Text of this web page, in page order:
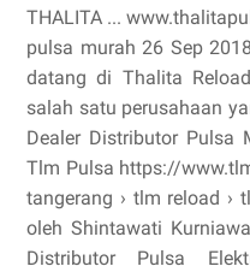
THALITA ...
pulsa murah 26 Sep
datang di Thalita
salah satu perusahaan
Dealer Distributor Pulsa
Tlm Pulsa https://
tangerang › tlm reload ›
oleh Shintawati
Distributor Pulsa